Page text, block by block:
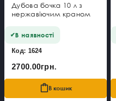
Дубова бочка 10 л з
нержавіючим краном
В наявності
Код: 1624
2700.00грн.
В кошик